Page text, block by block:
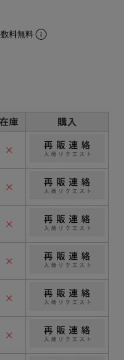
料無料
在庫 購入
×
×
×
×
×
×